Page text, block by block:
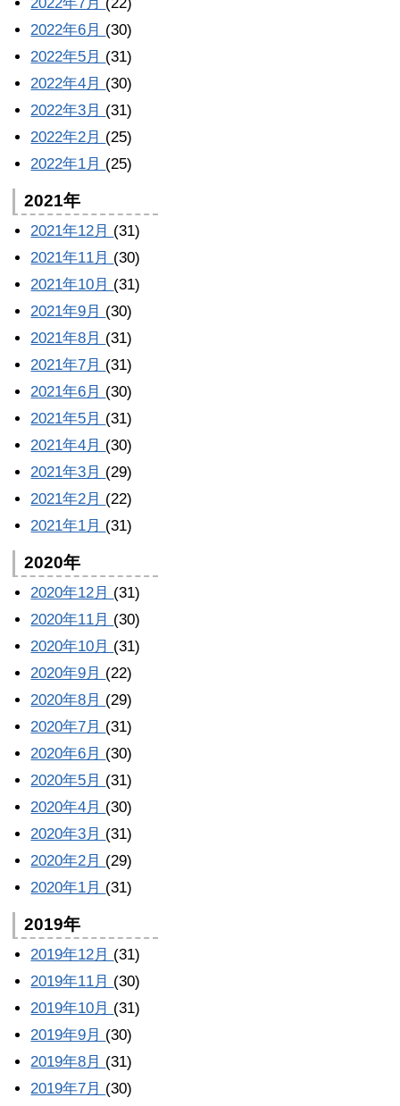
2022年7月 (22)
2022年6月 (30)
2022年5月 (31)
2022年4月 (30)
2022年3月 (31)
2022年2月 (25)
2022年1月 (25)
2021年
2021年12月 (31)
2021年11月 (30)
2021年10月 (31)
2021年9月 (30)
2021年8月 (31)
2021年7月 (31)
2021年6月 (30)
2021年5月 (31)
2021年4月 (30)
2021年3月 (29)
2021年2月 (22)
2021年1月 (31)
2020年
2020年12月 (31)
2020年11月 (30)
2020年10月 (31)
2020年9月 (22)
2020年8月 (29)
2020年7月 (31)
2020年6月 (30)
2020年5月 (31)
2020年4月 (30)
2020年3月 (31)
2020年2月 (29)
2020年1月 (31)
2019年
2019年12月 (31)
2019年11月 (30)
2019年10月 (31)
2019年9月 (30)
2019年8月 (31)
2019年7月 (30)